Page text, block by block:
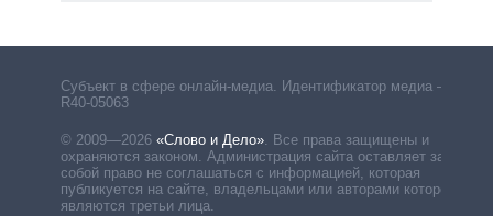
Субъект в сфере онлайн-медиа. Идентификатор медиа –
R40-05063
© 2009—2026 «Слово и Дело». Все права защищены и
охраняются законом. Администрация сайта оставляет за
собой право не соглашаться с информацией, которая
публикуется на сайте, владельцами или авторами которой
являются третьи лица.